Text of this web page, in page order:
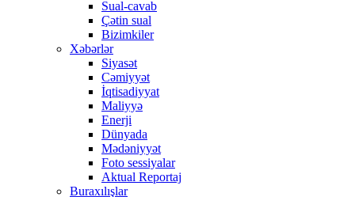
Sual-cavab
Çətin sual
Bizimkiler
Xəbərlər
Siyasət
Cəmiyyət
İqtisadiyyat
Maliyyə
Enerji
Dünyada
Mədəniyyət
Foto sessiyalar
Aktual Reportaj
Buraxılışlar